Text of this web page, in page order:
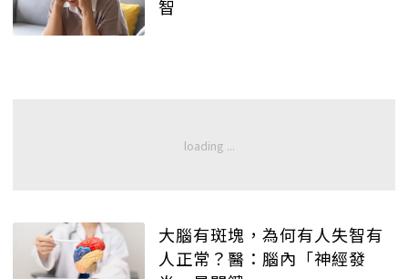
智
大腦有斑塊，為何有人失智有
人正常？醫：腦內「神經發